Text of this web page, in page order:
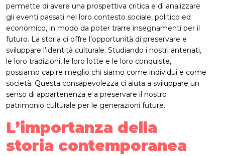
permette di avere una prospettiva critica e di analizzare
gli eventi passati nel loro contesto sociale, politico ed
economico, in modo da poter trarre insegnamenti per il
futuro. La storia ci offre l’opportunità di preservare e
sviluppare l’identità culturale. Studiando i nostri antenati,
le loro tradizioni, le loro lotte e le loro conquiste,
possiamo capire meglio chi siamo come individui e come
società. Questa consapevolezza ci aiuta a sviluppare un
senso di appartenenza e a preservare il nostro
patrimonio culturale per le generazioni future.
L’importanza della
storia contemporanea